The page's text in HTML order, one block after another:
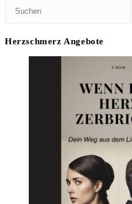
Herzschmerz Angebote